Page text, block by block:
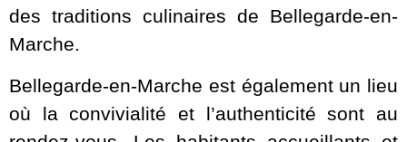
des traditions culinaires de Bellegarde-en-
Marche.
Bellegarde-en-Marche est également un lieu
où la convivialité et l’authenticité sont au